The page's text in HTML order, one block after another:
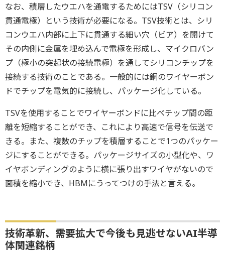
なお、積層したウエハを通電するためにはTSV（シリコン
貫通電極）という技術が必要になる。TSV技術とは、シリ
コンウエハ内部に上下に貫通する細い穴（ビア）を開けて
その内側に金属を埋め込んで電極を形成し、マイクロバン
プ（極小の突起状の接続電極）を通してシリコンチップを
接続する技術のことである。一般的には銅のワイヤーボン
ドでチップを電気的に接続し、パッケージ化している。
TSVを使用することでワイヤーボンドに比べチップ間の距
離を短縮することができ、これにより高速で信号を伝送で
きる。また、複数のチップを積層することで1つのパッケー
ジにすることができる。パッケージサイズの小型化や、ワ
イヤボンディングのように横に張り出すワイヤがないので
面積を縮小でき、HBMにうってつけの手法と言える。
技術革新、需要拡大で今後も見逃せないAI半導
体関連銘柄